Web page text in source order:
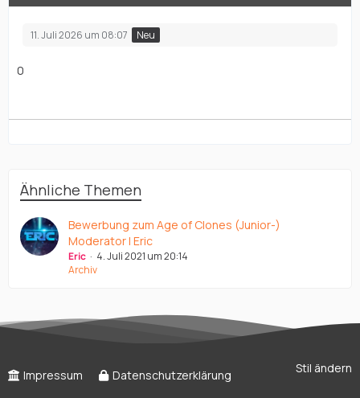
11. Juli 2026 um 08:07 Neu
0
Ähnliche Themen
Bewerbung zum Age of Clones (Junior-)
Moderator | Eric
Eric
4. Juli 2021 um 20:14
Archiv
Stil ändern
Impressum Datenschutzerklärung